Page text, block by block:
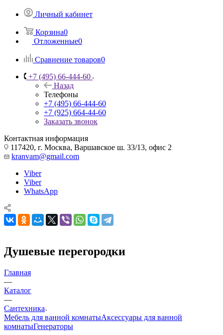
Личный кабинет
Корзина0
Отложенные0
Сравнение товаров0
+7 (495) 66-444-60
Назад
Телефоны
+7 (495) 66-444-60
+7 (925) 664-44-60
Заказать звонок
Контактная информация
117420, г. Москва, Варшавское ш. 33/13, офис 2
kranvam@gmail.com
Viber
Viber
WhatsApp
Душевые перегородки
Главная
—
Каталог
—
Сантехника
Мебель для ванной комнатыАксессуары для ванной
комнатыГенераторы